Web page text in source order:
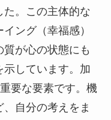
た。この主体的な
ング（幸福感）
が心の状態にも
示しています。加
要な要素です。機
自分の考えをま